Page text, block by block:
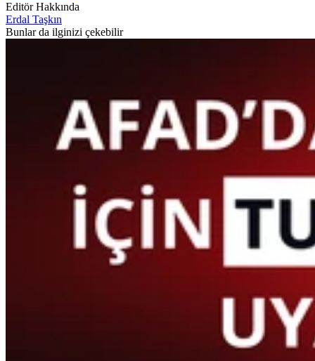
Editör Hakkında
Erdal Taşkın
Bunlar da ilginizi çekebilir